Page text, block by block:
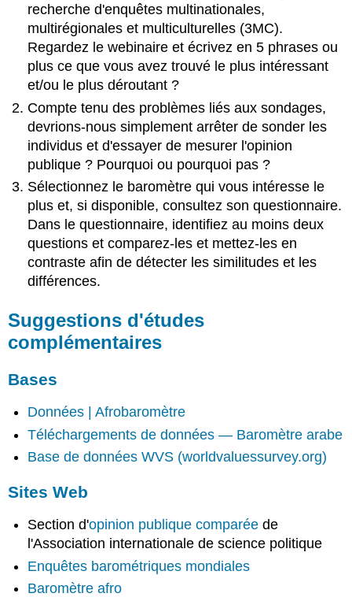
recherche d'enquêtes multinationales,
multirégionales et multiculturelles (3MC).
Regardez le webinaire et écrivez en 5 phrases ou
plus ce que vous avez trouvé le plus intéressant
et/ou le plus déroutant ?
Compte tenu des problèmes liés aux sondages,
devrions-nous simplement arrêter de sonder les
individus et d'essayer de mesurer l'opinion
publique ? Pourquoi ou pourquoi pas ?
Sélectionnez le baromètre qui vous intéresse le
plus et, si disponible, consultez son questionnaire.
Dans le questionnaire, identifiez au moins deux
questions et comparez-les et mettez-les en
contraste afin de détecter les similitudes et les
différences.
Suggestions d'études
complémentaires
Bases
Données | Afrobaromètre
Téléchargements de données — Baromètre arabe
Base de données WVS (worldvaluessurvey.org)
Sites Web
Section d'opinion publique comparée de
l'Association internationale de science politique
Enquêtes barométriques mondiales
Baromètre afro